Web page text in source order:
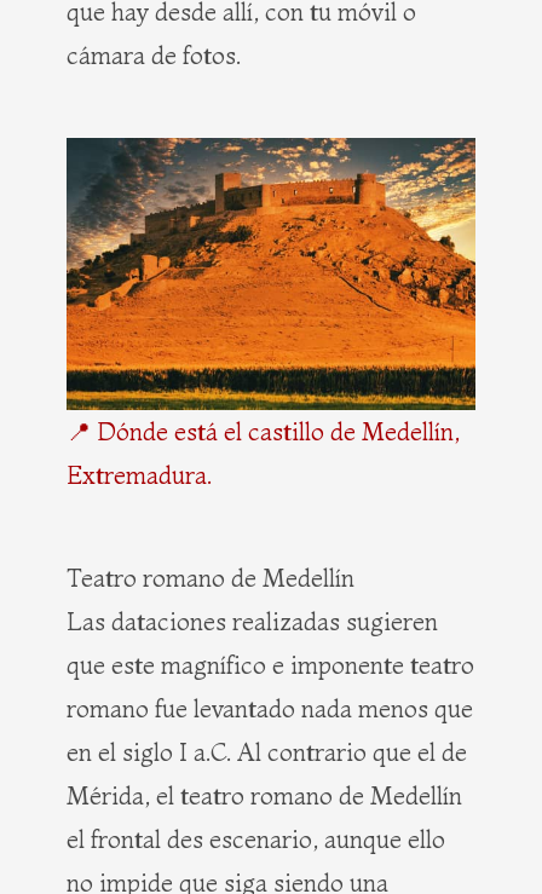
que hay desde allí, con tu móvil o
cámara de fotos.
📍 Dónde está el castillo de Medellín,
Extremadura.
Teatro romano de Medellín
Las dataciones realizadas sugieren
que este magnífico e imponente teatro
romano fue levantado nada menos que
en el siglo I a.C. Al contrario que el de
Mérida, el teatro romano de Medellín
el frontal des escenario, aunque ello
no impide que siga siendo una